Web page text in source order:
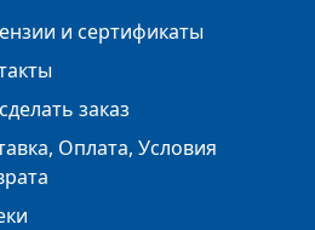
и сертификаты
заказ
Оплата, Условия